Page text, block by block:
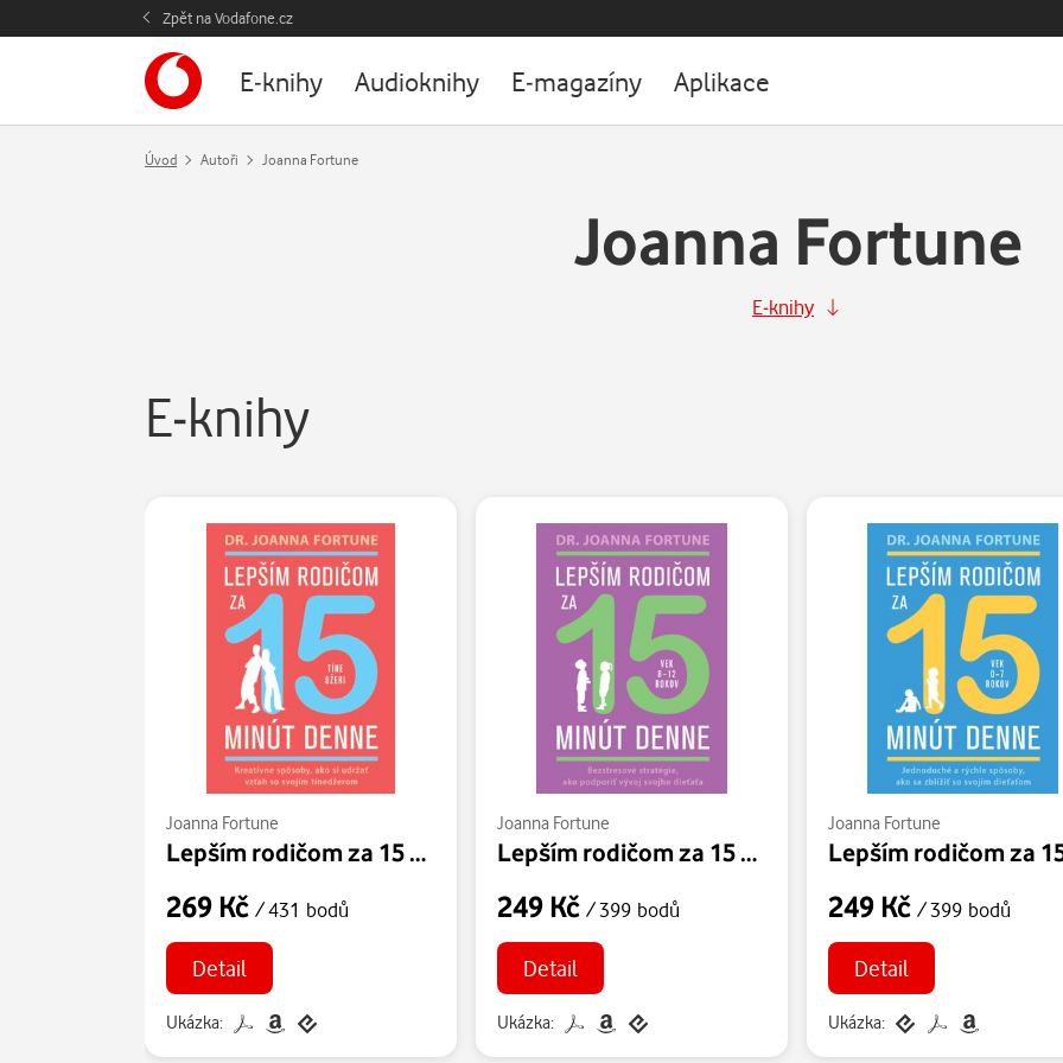
Zpět na Vodafone.cz
E-knihy Audioknihy E-magazíny Aplikace
Úvod Autoři Joanna Fortune
Joanna Fortune
E-knihy
E-knihy
Joanna Fortune
Lepším rodičom za 15 min denne: Tínedžeri
269 Kč / 431 bodů
Detail
Ukázka:
Joanna Fortune
Lepším rodičom za 15 minút denne: 8-12 rokov
249 Kč / 399 bodů
Detail
Ukázka:
Joanna Fortune
249 Kč / 399 bodů
Detail
Ukázka: